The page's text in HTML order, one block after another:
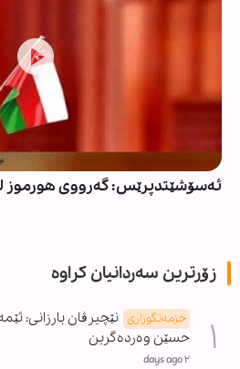
ئەسۆشێتدپرێس: گەرووی هورموز
زۆرترین سەردانیان کراوە
خزمەتگوزاری نێچیرڤان بارزانی:
حسێن وەردەگرین
٢ days ago